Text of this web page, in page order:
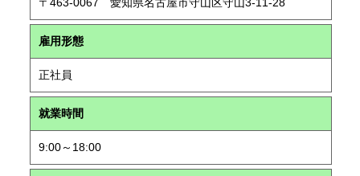
雇用形態
正社員
就業時間
9:00～18:00